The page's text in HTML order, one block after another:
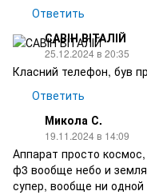
Ответить
САВІН ВІТАЛІЙ
25.12.2024 в 20:35
Класний телефон, був
Ответить
Микола С.
19.11.2024 в 14:09
Аппарат просто
ф3 вообще небо и
супер, вообще ни одной